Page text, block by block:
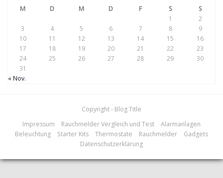
M
D M D F S
S
1
2
3
4 5 6 7 8
9
10
11 12 13 14 15
16
17
18 19 20 21 22
23
24
25 26 27 28 29
30
31
« Nov.
Copyright - Blog Title
Impressum
Rauchmelder Vergleich und Test
Alarmanlagen
Beleuchtung
Starter Kits Thermostate Rauchmelder
Gadgets
Datenschutzerklärung